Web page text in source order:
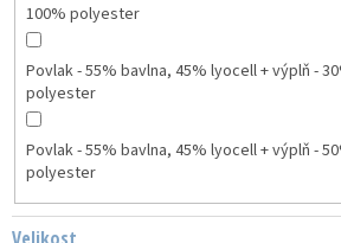
100% polyester
Povlak - 55% bavlna, 45% lyocell + výplň -
polyester
Povlak - 55% bavlna, 45% lyocell + výplň -
polyester